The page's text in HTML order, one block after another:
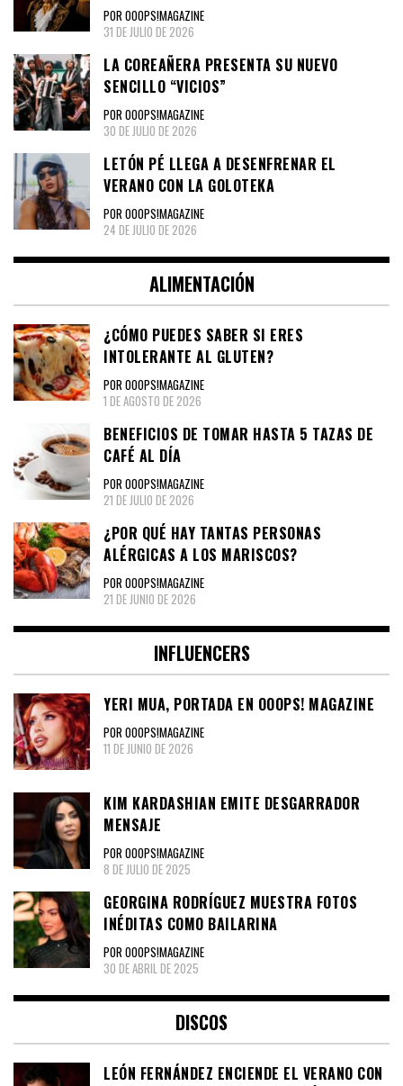
POR OOOPS!MAGAZINE
31 DE JULIO DE 2026
LA COREAÑERA PRESENTA SU NUEVO
SENCILLO “VICIOS”
POR OOOPS!MAGAZINE
30 DE JULIO DE 2026
LETÓN PÉ LLEGA A DESENFRENAR EL
VERANO CON LA GOLOTEKA
POR OOOPS!MAGAZINE
24 DE JULIO DE 2026
ALIMENTACIÓN
¿CÓMO PUEDES SABER SI ERES
INTOLERANTE AL GLUTEN?
POR OOOPS!MAGAZINE
1 DE AGOSTO DE 2026
BENEFICIOS DE TOMAR HASTA 5 TAZAS DE
CAFÉ AL DÍA
POR OOOPS!MAGAZINE
21 DE JULIO DE 2026
¿POR QUÉ HAY TANTAS PERSONAS
ALÉRGICAS A LOS MARISCOS?
POR OOOPS!MAGAZINE
21 DE JUNIO DE 2026
INFLUENCERS
YERI MUA, PORTADA EN OOOPS! MAGAZINE
POR OOOPS!MAGAZINE
11 DE JUNIO DE 2026
KIM KARDASHIAN EMITE DESGARRADOR
MENSAJE
POR OOOPS!MAGAZINE
8 DE JULIO DE 2025
GEORGINA RODRÍGUEZ MUESTRA FOTOS
INÉDITAS COMO BAILARINA
POR OOOPS!MAGAZINE
30 DE ABRIL DE 2025
DISCOS
LEÓN FERNÁNDEZ ENCIENDE EL VERANO CON